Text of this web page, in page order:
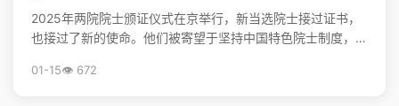
2025年两院院士颁证仪式在京举行，新当选院士接过证书，
也接过了新的使命。他们被寄望于坚持中国特色院士制度，勇
01-15👁️ 672